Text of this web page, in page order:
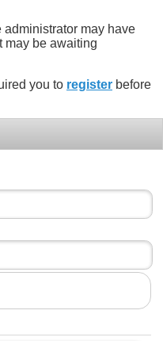
administrator may have
may be awaiting
you to register before